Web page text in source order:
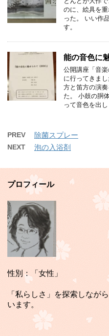
のに、絵具を
った。 いい作
す。
能の音色に
公開講座「音楽
に行ってきま
方と笛方の演
た。 小鼓の胴
って音色を出し
PREV 除菌スプレー
NEXT 泡の入浴剤
プロフィール
性別：「女性」
「私らしさ」を探索しなが
います。